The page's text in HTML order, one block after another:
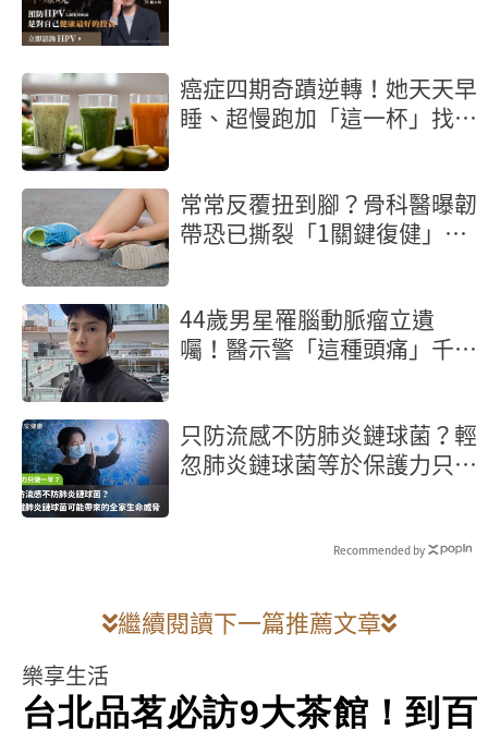
癌症四期奇蹟逆轉！她天天早
睡、超慢跑加「這一杯」找回
常常反覆扭到腳？骨科醫曝韌
帶恐已撕裂「1關鍵復健」修
44歲男星罹腦動脈瘤立遺
囑！醫示警「這種頭痛」千萬
只防流感不防肺炎鏈球菌？輕
忽肺炎鏈球菌等於保護力只做
Recommended by
繼續閱讀下一篇推薦文章
樂享生活
台北品茗必訪9大茶館！到百